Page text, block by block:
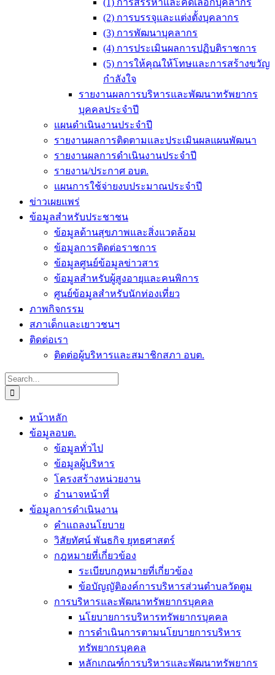
(1) การสรรหาและคัดเลือกบุคลากร
(2) การบรรจุและแต่งตั้งบุคลากร
(3) การพัฒนาบุคลากร
(4) การประเมินผลการปฏิบติราชการ
(5) การให้คุณให้โทษและการสร้างขวัญ
กำลังใจ
รายงานผลการบริหารและพัฒนาทรัพยากร
บุคคลประจำปี
แผนดำเนินงานประจำปี
รายงานผลการติดตามและประเมินผลแผนพัฒนา
รายงานผลการดำเนินงานประจำปี
รายงาน/ประกาศ อบต.
แผนการใช้จ่ายงบประมาณประจำปี
ข่าวเผยแพร่
ข้อมูลสำหรับประชาชน
ข้อมูลด้านสุขภาพและสิ่งแวดล้อม
ข้อมูลการติดต่อราชการ
ข้อมูลศูนย์ข้อมูลข่าวสาร
ข้อมูลสำหรับผู้สูงอายุและคนพิการ
ศูนย์ข้อมูลสำหรับนักท่องเที่ยว
ภาพกิจกรรม
สภาเด็กและเยาวชนฯ
ติดต่อเรา
ติดต่อผู้บริหารและสมาชิกสภา อบต.
Search
for:
หน้าหลัก
ข้อมูลอบต.
ข้อมูลทั่วไป
ข้อมูลผู้บริหาร
โครงสร้างหน่วยงาน
อำนาจหน้าที่
ข้อมูลการดำเนินงาน
คำแถลงนโยบาย
วิสัยทัศน์ พันธกิจ ยุทธศาสตร์
กฎหมายที่เกี่ยวข้อง
ระเบียบกฎหมายที่เกี่ยวข้อง
ข้อบัญญัติองค์การบริหารส่วนตำบลวัดตูม
การบริหารและพัฒนาทรัพยากรบุคคล
นโยบายการบริหารทรัพยากรบุคคล
การดำเนินการตามนโยบายการบริหาร
ทรัพยากรบุคคล
หลักเกณฑ์การบริหารและพัฒนาทรัพยากร